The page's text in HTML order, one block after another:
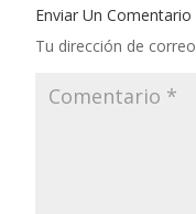
Enviar Un Comentario
Tu dirección de